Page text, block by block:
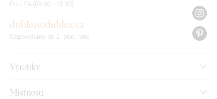
Výrobky
Místnosti
Po - Pá (09:00 - 15:30)
dublez@dublez.cz
Odpovídáme do 1. prac. dne